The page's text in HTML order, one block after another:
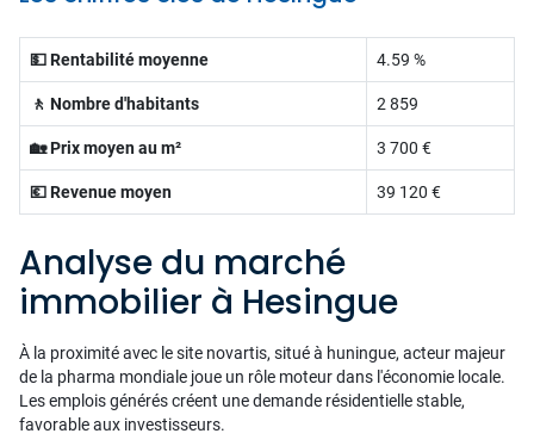
💵 Rentabilité moyenne 4.59 %
🚶 Nombre d'habitants 2 859
🏡 Prix moyen au m² 3 700 €
💶 Revenue moyen 39 120 €
Analyse du marché
immobilier à Hesingue
À la proximité avec le site novartis, situé à huningue, acteur majeur
de la pharma mondiale joue un rôle moteur dans l'économie locale.
Les emplois générés créent une demande résidentielle stable,
favorable aux investisseurs.